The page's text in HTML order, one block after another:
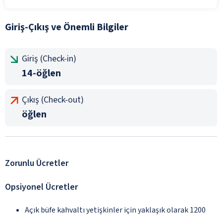
Giriş-Çıkış ve Önemli Bilgiler
Giriş (Check-in)
14-öğlen
Çıkış (Check-out)
öğlen
Zorunlu Ücretler
Opsiyonel Ücretler
Açık büfe kahvaltı yetişkinler için yaklaşık olarak 1200